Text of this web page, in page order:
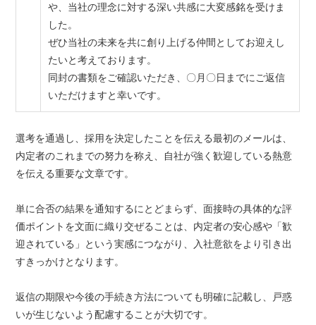
や、当社の理念に対する深い共感に大変感銘を受けま
した。
ぜひ当社の未来を共に創り上げる仲間としてお迎えし
たいと考えております。
同封の書類をご確認いただき、〇月〇日までにご返信
いただけますと幸いです。
選考を通過し、採用を決定したことを伝える最初のメールは、
内定者のこれまでの努力を称え、自社が強く歓迎している熱意
を伝える重要な文章です。
単に合否の結果を通知するにとどまらず、面接時の具体的な評
価ポイントを文面に織り交ぜることは、内定者の安心感や「歓
迎されている」という実感につながり、入社意欲をより引き出
すきっかけとなります。
返信の期限や今後の手続き方法についても明確に記載し、戸惑
いが生じないよう配慮することが大切です。